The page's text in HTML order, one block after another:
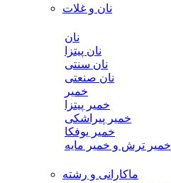
نان و غلات
نان
نان پیتزا
نان سنتی
نان صنعتی
خمیر
خمیر پیتزا
خمیر پیراشکی
خمیر یوفکا
خمیر ترش و خمیر مایه
ماکارانی و رشته